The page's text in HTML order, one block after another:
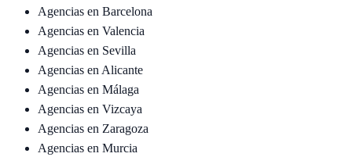
Agencias en Barcelona
Agencias en Valencia
Agencias en Sevilla
Agencias enAlicante
Agencias en Málaga
Agencias en Vizcaya
Agencias en Zaragoza
Agencias en Murcia